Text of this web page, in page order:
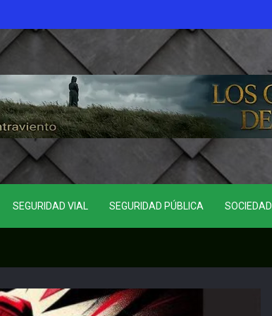
SEGURIDAD VIAL SEGURIDAD PÚBLICA SOCIEDAD